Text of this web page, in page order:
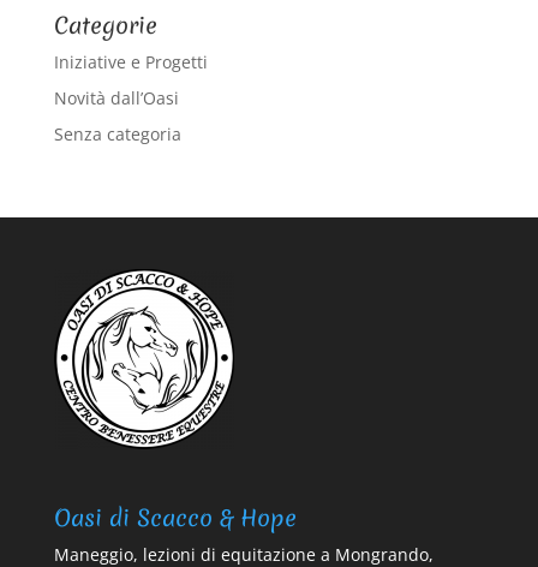
Categorie
Iniziative e Progetti
Novità dall’Oasi
Senza categoria
Oasi di Scacco & Hope
Maneggio, lezioni di equitazione a Mongrando,